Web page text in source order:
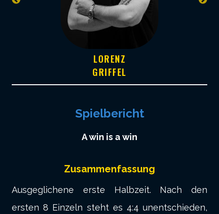
LORENZ
GRIFFEL
Spielbericht
A win is a win
Zusammenfassung
Ausgeglichene erste Halbzeit. Nach den
ersten 8 Einzeln steht es 4:4 unentschieden,